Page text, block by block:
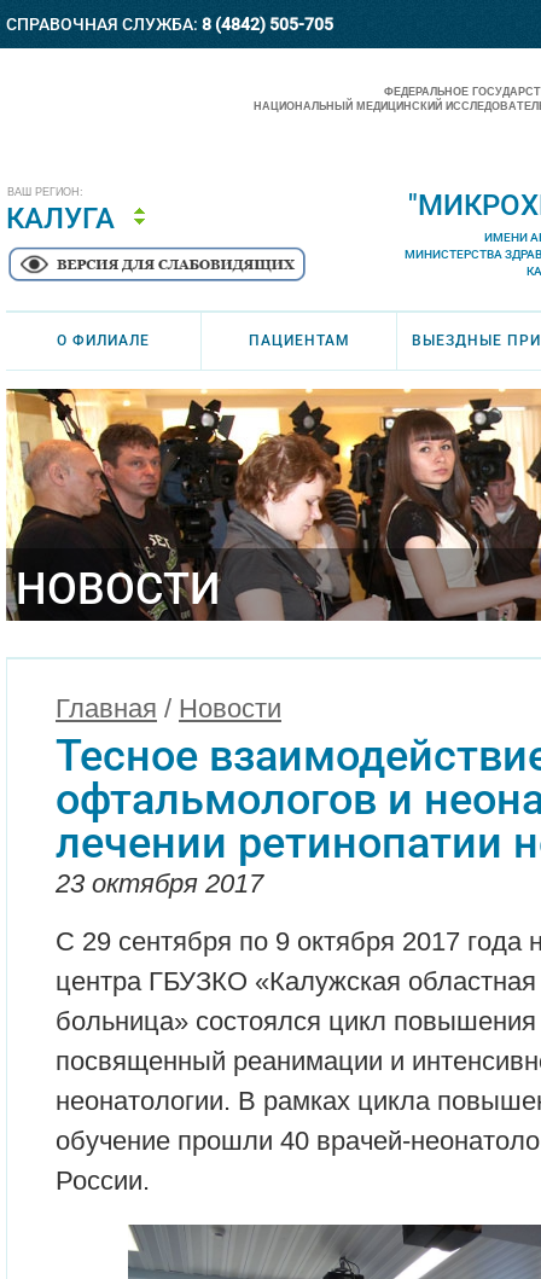
СПРАВОЧНАЯ СЛУЖБА: 8 (4842) 505-705
ВАШ РЕГИОН:
КАЛУГА
ФЕДЕРАЛЬНОЕ
НАЦИОНАЛЬНЫЙ МЕДИЦИНСКИЙ
ИМЕНИ
МИНИСТЕРСТВА
О ФИЛИАЛЕ ПАЦИЕНТАМ ВЫЕЗДНЫЕ
НОВОСТИ
Главная / Новости
Тесное
офтальмологов и
лечении ретинопатии
23 октября 2017
С 29 сентября по 9 октября 2017 года
центра ГБУЗКО «Калужская областная
больница» состоялся цикл
посвященный реанимации и
неонатологии. В рамках цикла
обучение прошли 40 врачей-
России.